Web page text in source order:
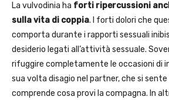
La vulvodinia ha forti ripercussioni
sulla vita di coppia. I forti dolori che
comporta durante i rapporti sessuali
desiderio legati all’attività sessuale.
rifuggire completamente le occasioni di
sua volta disagio nel partner, che si
comprende cosa provi la compagna. In